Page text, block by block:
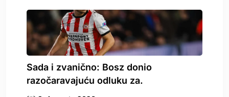
Sada i zvanično: Bosz donio
razočaravajuću odluku za.